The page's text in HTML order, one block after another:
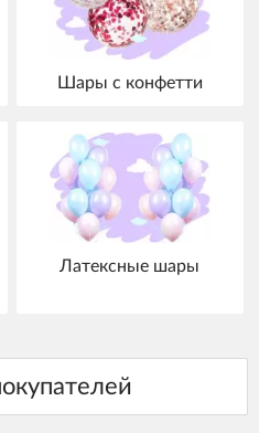
Шары с конфетти
Латексные шары